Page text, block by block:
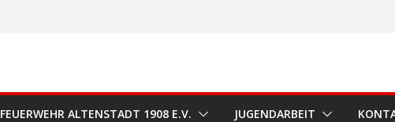
FEUERWEHR ALTENSTADT 1908 E.V. JUGENDARBEIT